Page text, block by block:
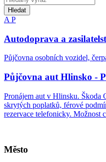
Hledat
A P
Autodoprava a
Půjčovna osobních vozidel,
Půjčovna aut Hlinsko -
Pronájem aut v Hlinsku. Škoda
skrytých poplatků, férové
rezervace telefonicky. Možnost
Město